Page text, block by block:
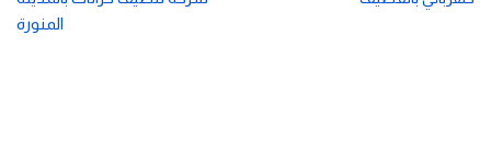
المنورة